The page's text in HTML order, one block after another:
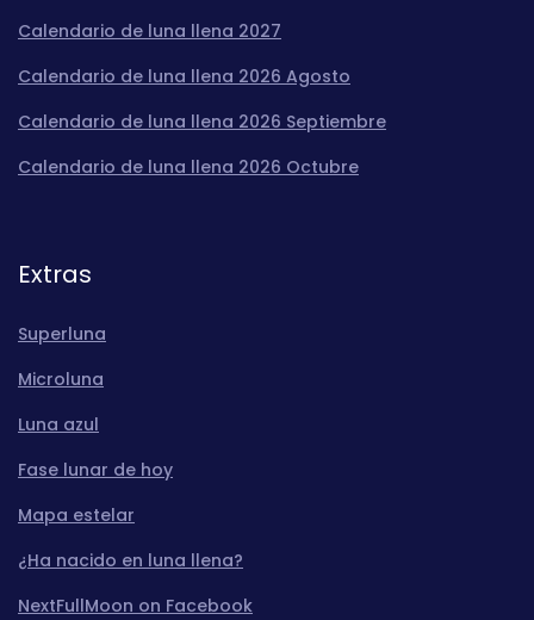
Calendario de luna llena 2027
Calendario de luna llena 2026 Agosto
Calendario de luna llena 2026 Septiembre
Calendario de luna llena 2026 Octubre
Extras
Superluna
Microluna
Luna azul
Fase lunar de hoy
Mapa estelar
¿Ha nacido en luna llena?
NextFullMoon on Facebook